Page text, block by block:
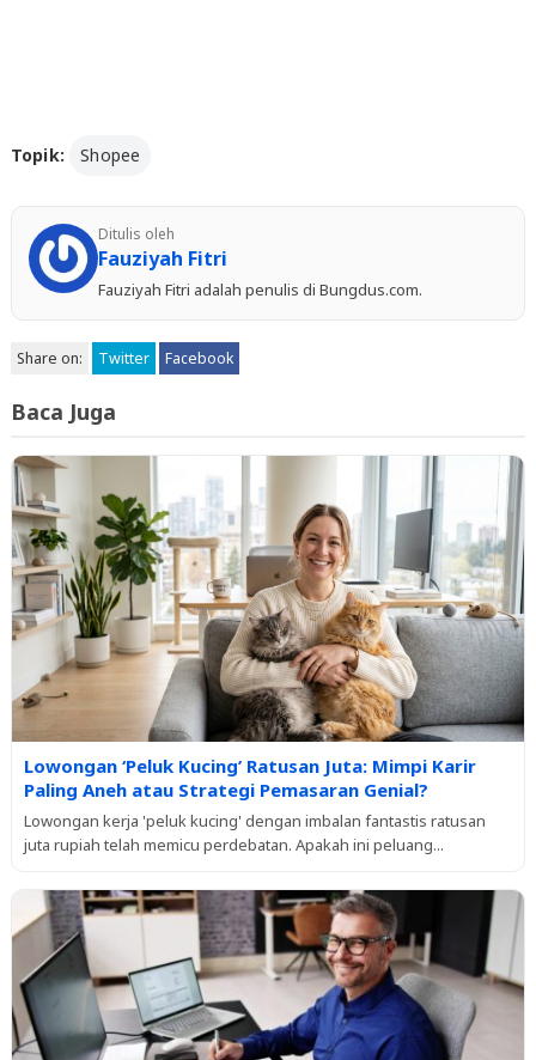
Topik: Shopee
Ditulis oleh
Fauziyah Fitri
Fauziyah Fitri adalah penulis di Bungdus.com.
Share on: Twitter Facebook
Baca Juga
Lowongan ‘Peluk Kucing’ Ratusan Juta: Mimpi Karir
Paling Aneh atau Strategi Pemasaran Genial?
Lowongan kerja 'peluk kucing' dengan imbalan fantastis ratusan
juta rupiah telah memicu perdebatan. Apakah ini peluang...